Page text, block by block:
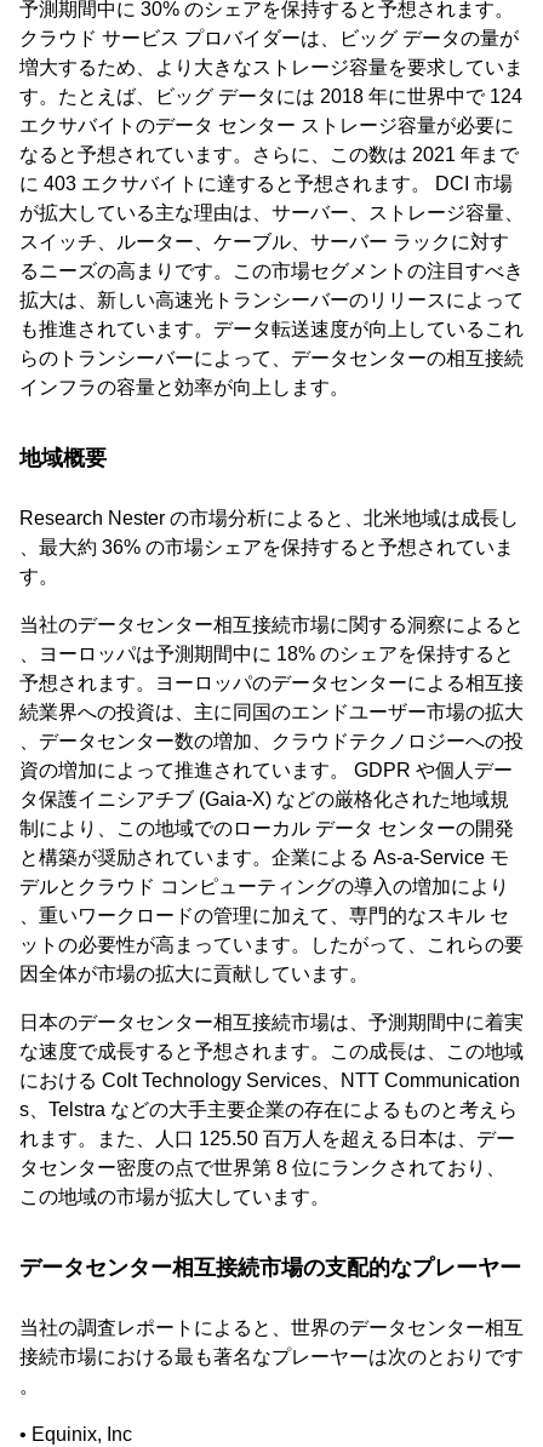
予測期間中に 30% のシェアを保持すると予想されます。
クラウド サービス プロバイダーは、ビッグ データの量が
増大するため、より大きなストレージ容量を要求していま
す。たとえば、ビッグ データには 2018 年に世界中で 124
エクサバイトのデータ センター ストレージ容量が必要に
なると予想されています。さらに、この数は 2021 年まで
に 403 エクサバイトに達すると予想されます。 DCI 市場
が拡大している主な理由は、サーバー、ストレージ容量、
スイッチ、ルーター、ケーブル、サーバー ラックに対す
るニーズの高まりです。この市場セグメントの注目すべき
拡大は、新しい高速光トランシーバーのリリースによって
も推進されています。データ転送速度が向上しているこれ
らのトランシーバーによって、データセンターの相互接続
インフラの容量と効率が向上します。
地域概要
Research Nester の市場分析によると、北米地域は成長し
、最大約 36% の市場シェアを保持すると予想されていま
す。
当社のデータセンター相互接続市場に関する洞察によると
、ヨーロッパは予測期間中に 18% のシェアを保持すると
予想されます。ヨーロッパのデータセンターによる相互接
続業界への投資は、主に同国のエンドユーザー市場の拡大
、データセンター数の増加、クラウドテクノロジーへの投
資の増加によって推進されています。 GDPR や個人デー
タ保護イニシアチブ (Gaia-X) などの厳格化された地域規
制により、この地域でのローカル データ センターの開発
と構築が奨励されています。企業による As-a-Service モ
デルとクラウド コンピューティングの導入の増加により
、重いワークロードの管理に加えて、専門的なスキル セ
ットの必要性が高まっています。したがって、これらの要
因全体が市場の拡大に貢献しています。
日本のデータセンター相互接続市場は、予測期間中に着実
な速度で成長すると予想されます。この成長は、この地域
における Colt Technology Services、NTT Communication
s、Telstra などの大手主要企業の存在によるものと考えら
れます。また、人口 125.50 百万人を超える日本は、デー
タセンター密度の点で世界第 8 位にランクされており、
この地域の市場が拡大しています。
データセンター相互接続市場の支配的なプレーヤー
当社の調査レポートによると、世界のデータセンター相互
接続市場における最も著名なプレーヤーは次のとおりです
。
• Equinix, Inc